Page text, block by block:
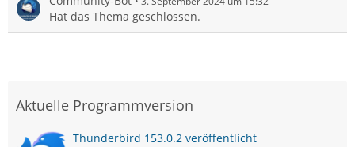
Hat das Thema geschlossen.
Aktuelle Programmversion
Thunderbird 153.0.2 veröffentlicht